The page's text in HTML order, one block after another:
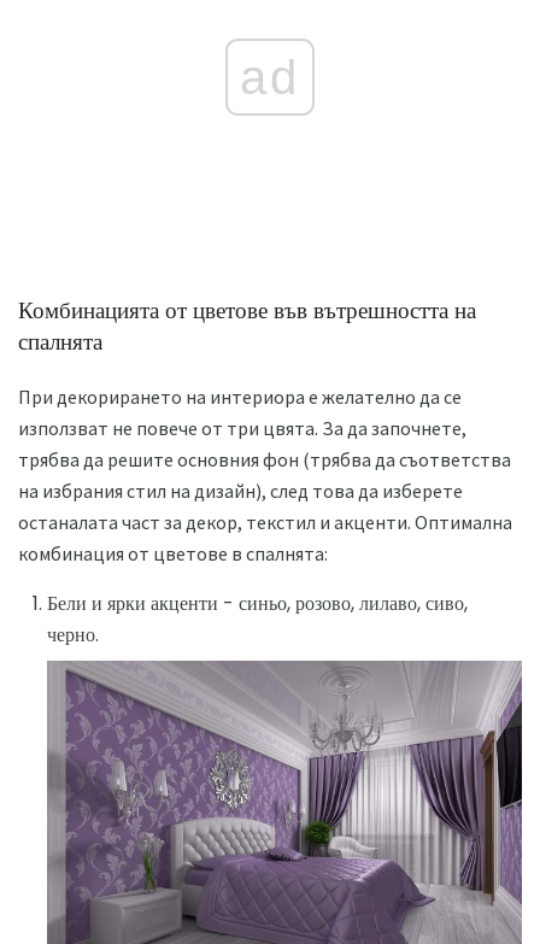
ad
Комбинацията от цветове във вътрешността на
спалнята
При декорирането на интериора е желателно да се
използват не повече от три цвята. За да започнете,
трябва да решите основния фон (трябва да съответства
на избрания стил на дизайн), след това да изберете
останалата част за декор, текстил и акценти. Оптимална
комбинация от цветове в спалнята:
Бели и ярки акценти - синьо, розово, лилаво, сиво,
черно.